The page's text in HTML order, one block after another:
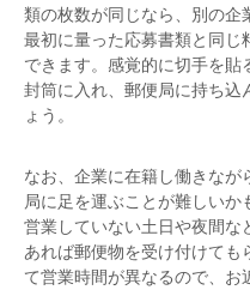
類の枚数が同じなら、別の企
最初に量った応募書類と同じ
できます。感覚的に切手を貼
封筒に入れ、郵便局に持ち込
ょう。
なお、企業に在籍し働きなが
局に足を運ぶことが難しい
営業していない土日や夜間な
あれば郵便物を受け付けても
て営業時間が異なるので、